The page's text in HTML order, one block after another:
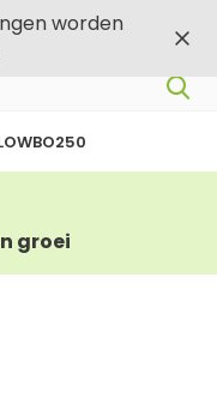
worden
groei